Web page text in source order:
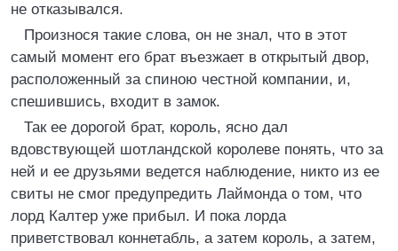
не отказывался.
Произнося такие слова, он не знал, что в этот
самый момент его брат въезжает в открытый двор,
расположенный за спиною честной компании, и,
спешившись, входит в замок.
Так ее дорогой брат, король, ясно дал
вдовствующей шотландской королеве понять, что за
ней и ее друзьями ведется наблюдение, никто из ее
свиты не смог предупредить Лаймонда о том, что
лорд Калтер уже прибыл. И пока лорда
приветствовал коннетабль, а затем король, а затем,